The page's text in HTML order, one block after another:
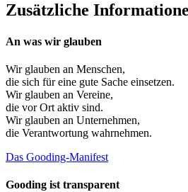
Zusätzliche
An was wir glauben
Wir glauben an Menschen,
die sich für eine gute Sache einsetzen.
Wir glauben an Vereine,
die vor Ort aktiv sind.
Wir glauben an Unternehmen,
die Verantwortung wahrnehmen.
Das Gooding-Manifest
Gooding ist transparent